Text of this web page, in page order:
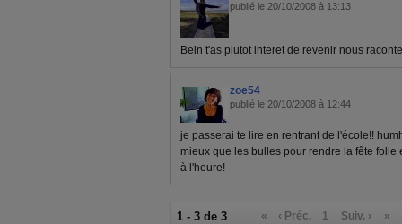
publié le 20/10/2008 à 13:13
Bein t'as plutot interet de revenir nous
zoe54
publié le 20/10/2008 à 12:44
je passerai te lire en rentrant de l'école!!
mieux que les bulles pour rendre la fête folle
à l'heure!
1 - 3 de 3 « ‹ Préc. 1 Suiv. › »